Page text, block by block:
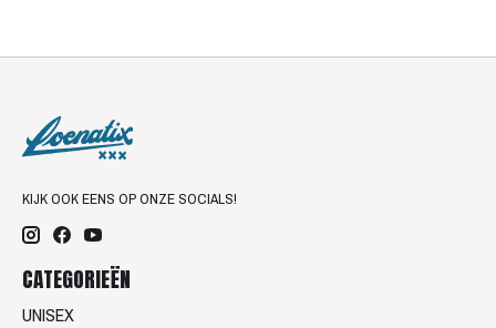
KIJK OOK EENS OP ONZE SOCIALS!
CATEGORIEËN
UNISEX